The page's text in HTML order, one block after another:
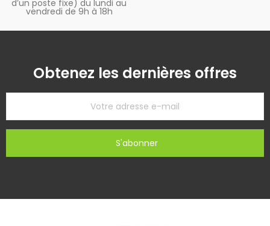
d’un poste fixe) du lundi au
vendredi de 9h à 18h
Obtenez les dernières offres
S'abonner